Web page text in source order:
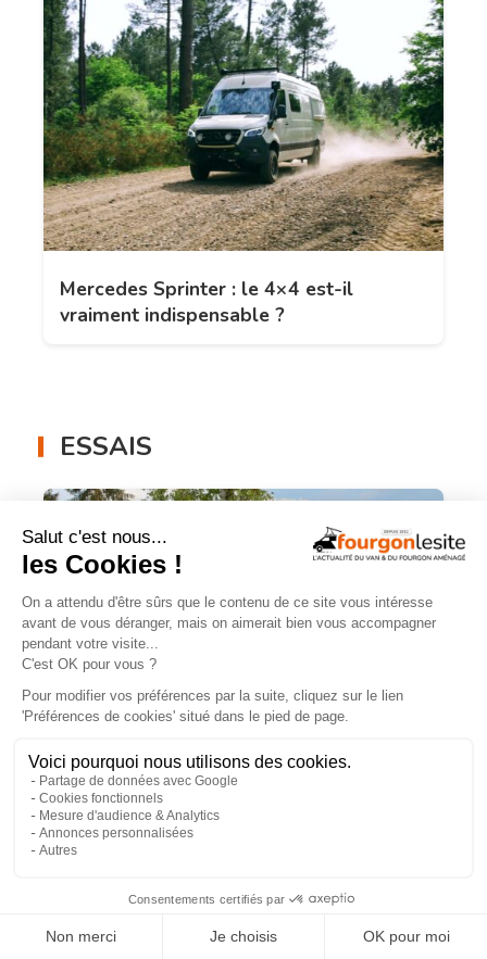
Mercedes Sprinter : le 4×4 est-il
vraiment indispensable ?
ESSAIS
Malibu Genius : un fourgon Mercedes
qui ne ressemble à aucun autre